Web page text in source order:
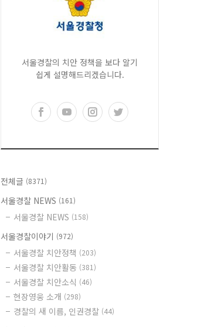
서울경찰의 치안 정책을 보다 알기
쉽게 설명해드리겠습니다.
전체글 (8371)
서울경찰 NEWS (161)
서울경찰 NEWS (158)
서울경찰이야기 (972)
서울경찰 치안정책 (203)
서울경찰 치안활동 (381)
서울경찰 치안소식 (46)
현장영웅 소개 (298)
경찰의 새 이름, 인권경찰 (44)